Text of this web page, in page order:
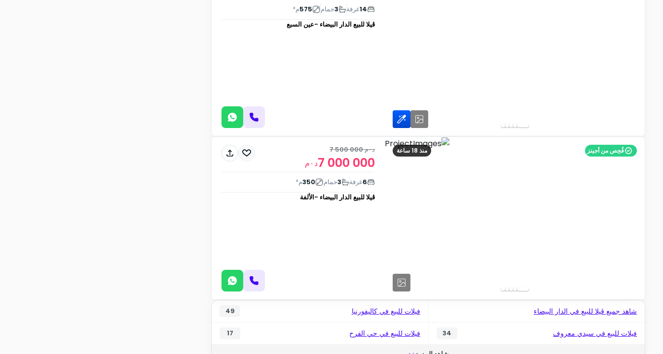
14غرفة 3حمام 575م²
ڤيلا للبيع الدار البيضاء -عين السبع
منذ 18 ساعة فُحِص من أجينز
7 000 000د٠م
7 500 000 د٠م
6غرفة 3حمام 350م²
ڤيلا للبيع الدار البيضاء -الألفة
شاهد جميع ڤيلا للبيع في الدار البيضاء فيلات للبيع في كاليفورنيا 49
فيلات للبيع في سيدي معروف 34 فيلات للبيع في حي الفرح 17